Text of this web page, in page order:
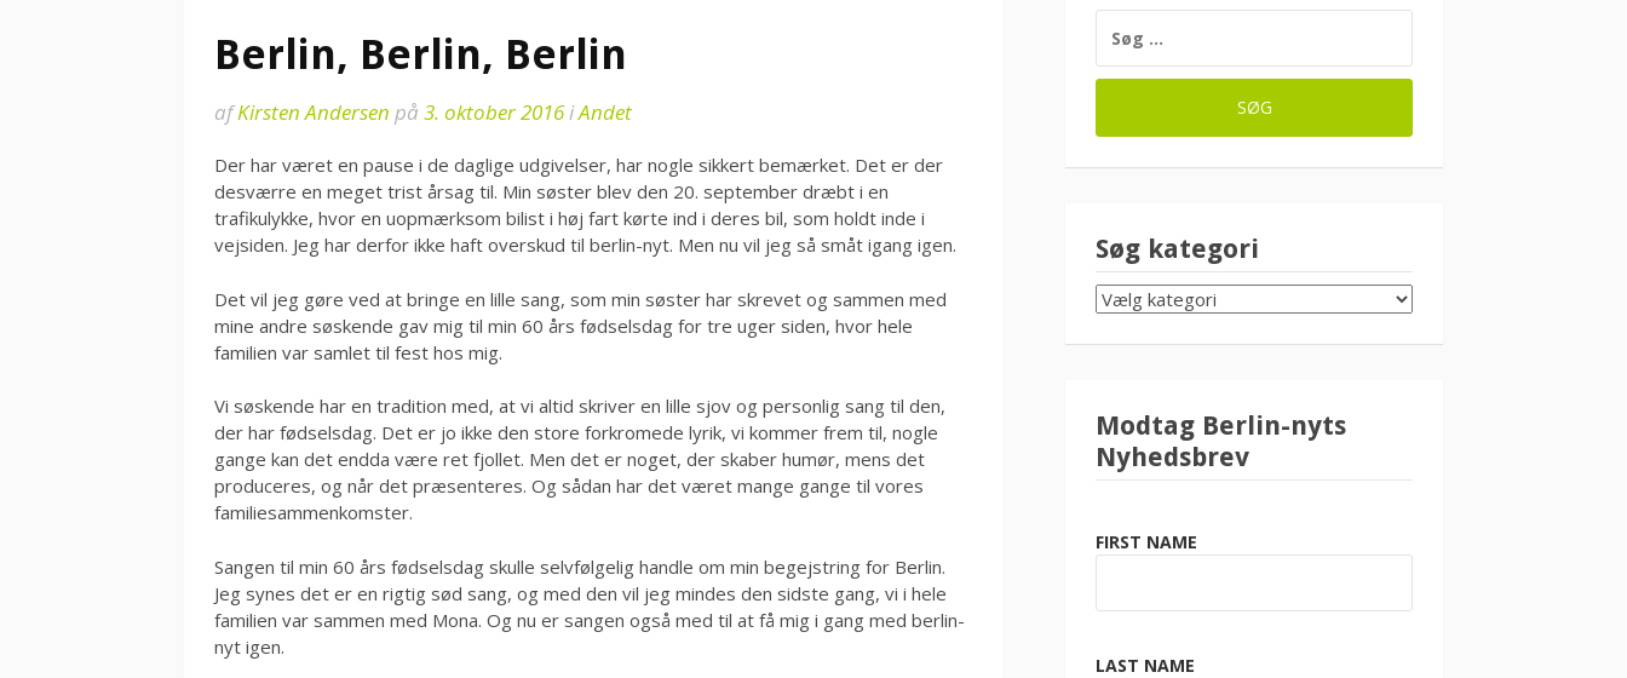
Berlin, Berlin, Berlin
afKirsten Andersen på 3. oktober 2016iAndet
Der har været en pause i de daglige udgivelser, har nogle sikkert bemærket. Det er der
desværre en meget trist årsag til. Min søster blev den 20. september dræbt i en
trafikulykke, hvor en uopmærksom bilist i høj fart kørte ind i deres bil, som holdt inde i
vejsiden. Jeg har derfor ikke haft overskud til berlin-nyt. Men nu vil jeg så småt igang igen.
Det vil jeg gøre ved at bringe en lille sang, som min søster har skrevet og sammen med
mine andre søskende gav mig til min 60 års fødselsdag for tre uger siden, hvor hele
familien var samlet til fest hos mig.
Vi søskende har en tradition med, at vi altid skriver en lille sjov og personlig sang til den,
der har fødselsdag. Det er jo ikke den store forkromede lyrik, vi kommer frem til, nogle
gange kan det endda være ret fjollet. Men det er noget, der skaber humør, mens det
produceres, og når det præsenteres. Og sådan har det været mange gange til vores
familiesammenkomster.
Sangen til min 60 års fødselsdag skulle selvfølgelig handle om min begejstring for Berlin.
Jeg synes det er en rigtig sød sang, og med den vil jeg mindes den sidste gang, vi i hele
familien var sammen med Mona. Og nu er sangen også med til at få mig i gang med berlin-
nyt igen.
EFTER:
Søg kategori
SØG
KATEGORI
Modtag Berlin-nyts
Nyhedsbrev
FIRST NAME
LAST NAME